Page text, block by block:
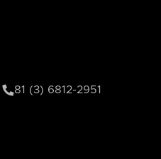
81 (3) 6812-2951